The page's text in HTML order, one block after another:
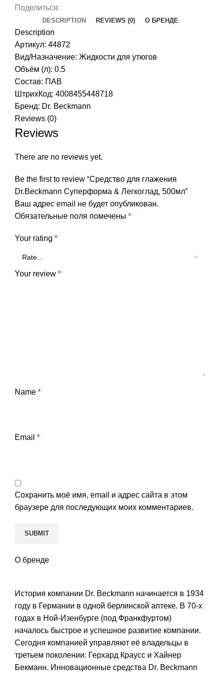
Поделиться:
DESCRIPTION REVIEWS (0) О БРЕНДЕ
Description
Артикул: 44872
Вид/Назначение: Жидкости для утюгов
Объём (л): 0.5
Состав: ПАВ
ШтрихКод: 4008455448718
Бренд: Dr. Beckmann
Reviews (0)
Reviews
There are no reviews yet.
Be the first to review “Средство для глажения
Dr.Beckmann Суперформа & Легкоглад, 500мл”
Ваш адрес email не будет опубликован.
Обязательные поля помечены *
Your rating *
Your review *
Name *
Email *
Сохранить моё имя, email и адрес сайта в этом
браузере для последующих моих комментариев.
О бренде
История компании Dr. Beckmann начинается в 1934
году в Германии в одной берлинской аптеке. В 70-х
годах в Ной-Изенбурге (под Франкфуртом)
началось быстрое и успешное развитие компании.
Сегодня компанией управляют её владельцы в
третьем поколении: Герхард Краусс и Хайнер
Бекманн. Инновационные средства Dr. Beckmann